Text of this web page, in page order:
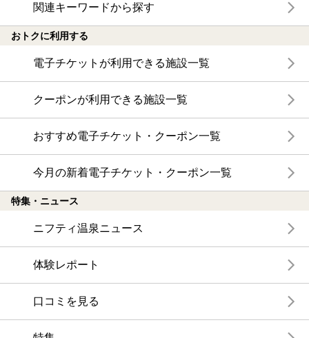
関連キーワードから探す
おトクに利用する
電子チケットが利用できる施設一覧
クーポンが利用できる施設一覧
おすすめ電子チケット・クーポン一覧
今月の新着電子チケット・クーポン一覧
特集・ニュース
ニフティ温泉ニュース
体験レポート
口コミを見る